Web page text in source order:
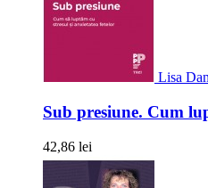
Lisa
Sub presiune. Cum
42,86 lei